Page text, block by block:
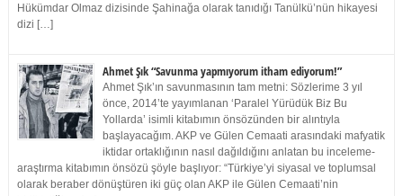
Hükümdar Olmaz dizisinde Şahinağa olarak tanıdığı Tanülkü’nün hikayesi
dizi […]
Ahmet Şık “Savunma yapmıyorum itham ediyorum!”
Ahmet Şık’ın savunmasının tam metni: Sözlerime 3 yıl
önce, 2014’te yayımlanan ‘Paralel Yürüdük Biz Bu
Yollarda’ isimli kitabımın önsözünden bir alıntıyla
başlayacağım. AKP ve Gülen Cemaati arasındaki mafyatik
iktidar ortaklığının nasıl dağıldığını anlatan bu inceleme-
araştırma kitabımın önsözü şöyle başlıyor: “Türkiye’yi siyasal ve toplumsal
olarak beraber dönüştüren iki güç olan AKP ile Gülen Cemaati’nin